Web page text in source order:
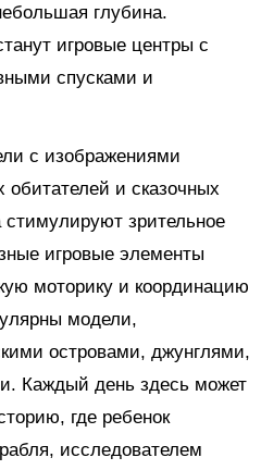
глубина.
игровые центры с
спусками и
с изображениями
обитателей и сказочных
зрительное
игровые элементы
моторику и координацию
модели,
островами, джунглями,
Каждый день здесь может
где ребенок
исследователем